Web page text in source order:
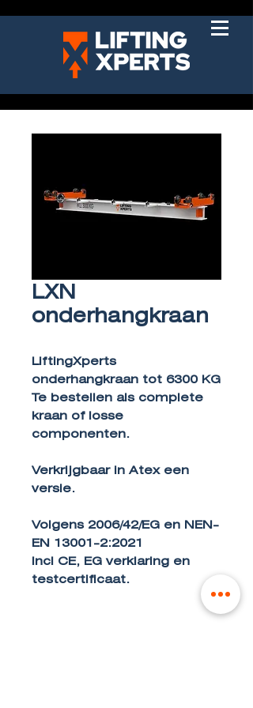
LXN
onderhangkraan
LiftingXperts
onderhangkraan tot 6300 KG
Te bestellen als complete
kraan of losse
componenten.
Verkrijgbaar in Atex een
versie.
Volgens 2006/42/EG en NEN-
EN 13001-2:2021
Incl CE, EG verklaring en
testcertificaat.